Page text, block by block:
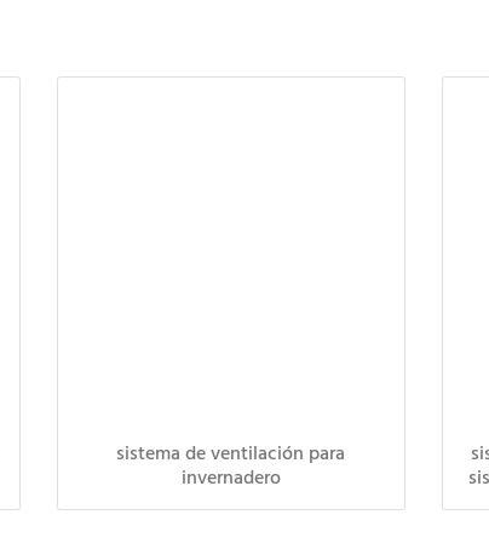
sistema de ventilación para
invernadero